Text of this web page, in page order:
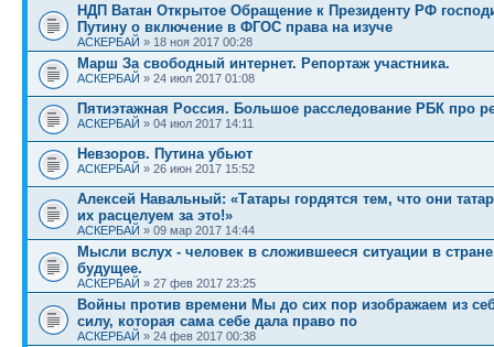
НДП Ватан Открытое Обращение к Президенту РФ
Путину о включение в ФГОС права на изуче
АСКЕРБАЙ » 18 ноя 2017 00:28
Марш За свободный интернет. Репортаж участника.
АСКЕРБАЙ » 24 июл 2017 01:08
Пятиэтажная Россия. Большое расследование РБК про
АСКЕРБАЙ » 04 июл 2017 14:11
Невзоров. Путина убьют
АСКЕРБАЙ » 26 июн 2017 15:52
Алексей Навальный: «Татары гордятся тем, что они
их расцелуем за это!»
АСКЕРБАЙ » 09 мар 2017 14:44
Мысли вслух - человек в сложившееся ситуации в
будущее.
АСКЕРБАЙ » 27 фев 2017 23:25
Войны против времени Мы до сих пор изображаем из
силу, которая сама себе дала право по
АСКЕРБАЙ » 24 фев 2017 00:38